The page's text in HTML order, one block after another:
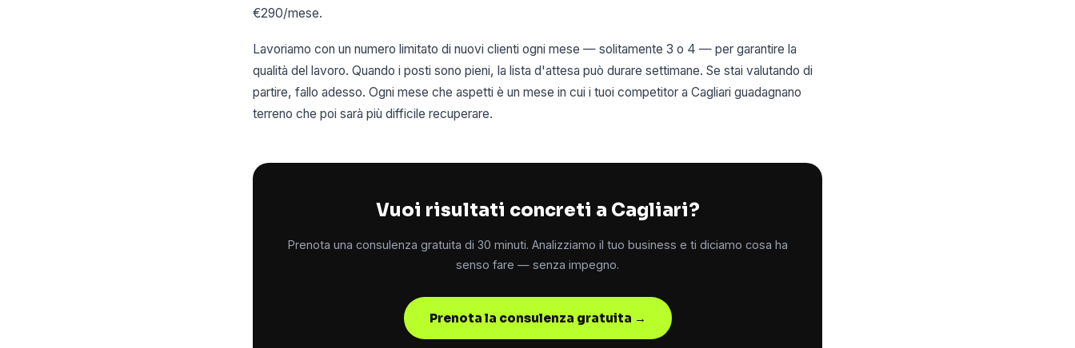
€290/mese.
Lavoriamo con un numero limitato di nuovi clienti ogni mese — solitamente 3 o 4 — per garantire la
qualità del lavoro. Quando i posti sono pieni, la lista d'attesa può durare settimane. Se stai valutando di
partire, fallo adesso. Ogni mese che aspetti è un mese in cui i tuoi competitor a Cagliari guadagnano
terreno che poi sarà più difficile recuperare.
Vuoi risultati concreti a Cagliari?
Prenota una consulenza gratuita di 30 minuti. Analizziamo il tuo business e ti diciamo cosa ha
senso fare — senza impegno.
Prenota la consulenza gratuita →